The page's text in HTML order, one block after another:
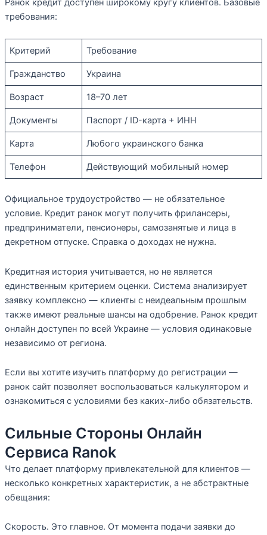
Ранок кредит доступен широкому кругу клиентов. Базовые
требования:
Критерий Требование
Гражданство Украина
Возраст 18–70 лет
Документы Паспорт / ID-карта + ИНН
Карта Любого украинского банка
Телефон Действующий мобильный номер
Официальное трудоустройство — не обязательное
условие. Кредит ранок могут получить фрилансеры,
предприниматели, пенсионеры, самозанятые и лица в
декретном отпуске. Справка о доходах не нужна.
Кредитная история учитывается, но не является
единственным критерием оценки. Система анализирует
заявку комплексно — клиенты с неидеальным прошлым
также имеют реальные шансы на одобрение. Ранок кредит
онлайн доступен по всей Украине — условия одинаковые
независимо от региона.
Если вы хотите изучить платформу до регистрации —
ранок сайт позволяет воспользоваться калькулятором и
ознакомиться с условиями без каких-либо обязательств.
Сильные Стороны Онлайн
Сервиса Ranok
Что делает платформу привлекательной для клиентов —
несколько конкретных характеристик, а не абстрактные
обещания:
Скорость. Это главное. От момента подачи заявки до